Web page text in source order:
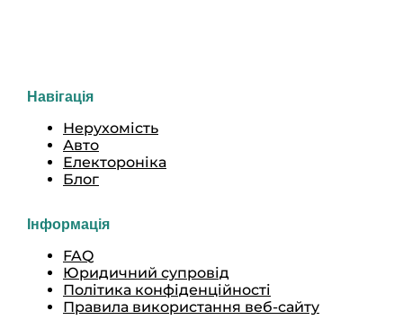
Навігація
Нерухомість
Авто
Електороніка
Блог
Інформація
FAQ
Юридичний супровід
Політика конфіденційності
Правила використання веб-сайту